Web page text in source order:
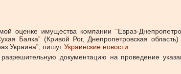
оценке имущества компании “Евраз-
Балка” (Кривой Рог, Днепропетровская область)
Украина”, пишутУкраинские новости
документацию на проведение